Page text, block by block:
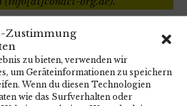
Zustimmung
zu bieten, verwenden wir
um Geräteinformationen zu speichern
Wenn du diesen Technologien
wie das Surfverhalten oder